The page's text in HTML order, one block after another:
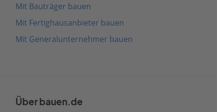
Mit Bauträger bauen
Mit Fertighausanbieter bauen
Mit Generalunternehmer bauen
Über bauen.de